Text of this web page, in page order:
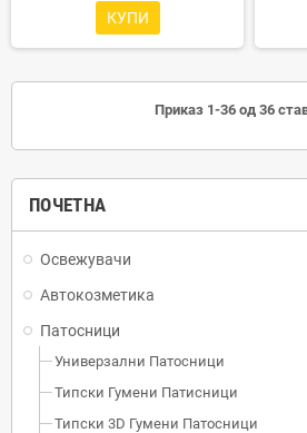
ПОЧЕТНА
Освежувачи
Автокозметика
Патосници
Универзални Патосници
Типски Гумени Патисници
Типски 3D Гумени Патосници
КУПИ
Приказ 1-36 од 36